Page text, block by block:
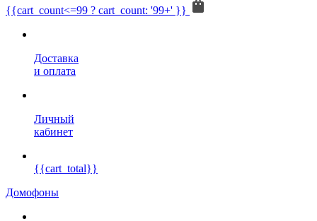
{{cart_count<=99 ? cart_count: '99+' }}
Доставка
и оплата
Личный
кабинет
{{cart_total}}
Домофоны